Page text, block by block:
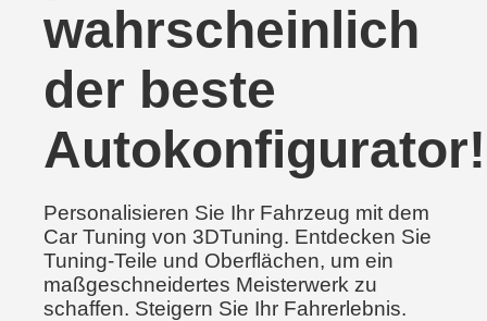
wahrscheinlich
der beste
Autokonfigurator!
Personalisieren Sie Ihr Fahrzeug mit dem
Car Tuning von 3DTuning. Entdecken Sie
Tuning-Teile und Oberflächen, um ein
maßgeschneidertes Meisterwerk zu
schaffen. Steigern Sie Ihr Fahrerlebnis.